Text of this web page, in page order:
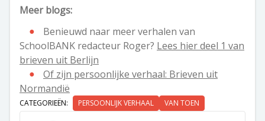
Meer blogs:
Benieuwd naar meer verhalen van
SchoolBANK redacteur Roger? Lees hier deel 1 van
brieven uit Berlijn
Of zijn persoonlijke verhaal: Brieven uit
Normandië
CATEGORIEËN: PERSOONLIJK VERHAAL VAN TOEN